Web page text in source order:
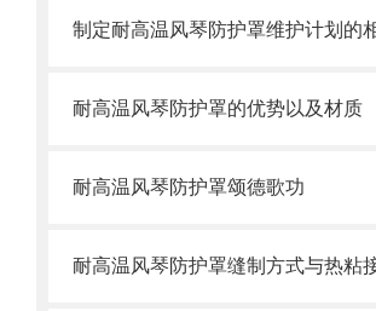
耐高温风琴防护罩的优势以及材质
耐高温风琴防护罩颂德歌功
耐高温风琴防护罩缝制方式与热粘